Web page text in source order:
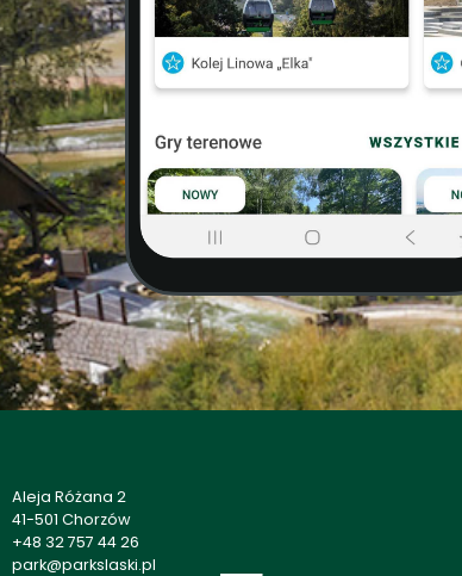
Aleja Różana 2
41-501 Chorzów
+48 32 757 44 26
park@parkslaski.pl